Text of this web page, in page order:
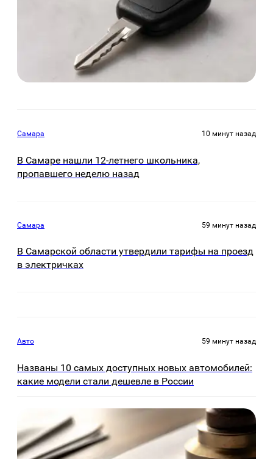
Самара 10 минут назад
В Самаре нашли 12-летнего школьника,
пропавшего неделю назад
Самара 59 минут назад
В Самарской области утвердили тарифы на проезд
в электричках
Авто 59 минут назад
Названы 10 самых доступных новых автомобилей:
какие модели стали дешевле в России